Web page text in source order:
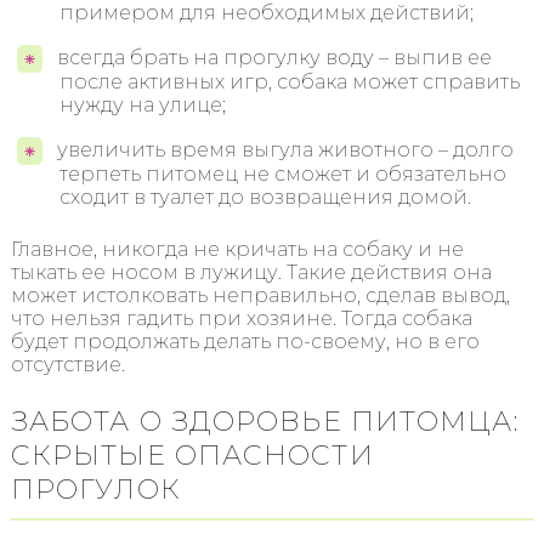
примером для необходимых действий;
всегда брать на прогулку воду – выпив ее
после активных игр, собака может справить
нужду на улице;
увеличить время выгула животного – долго
терпеть питомец не сможет и обязательно
сходит в туалет до возвращения домой.
Главное, никогда не кричать на собаку и не
тыкать ее носом в лужицу. Такие действия она
может истолковать неправильно, сделав вывод,
что нельзя гадить при хозяине. Тогда собака
будет продолжать делать по-своему, но в его
отсутствие.
ЗАБОТА О ЗДОРОВЬЕ ПИТОМЦА:
СКРЫТЫЕ ОПАСНОСТИ
ПРОГУЛОК